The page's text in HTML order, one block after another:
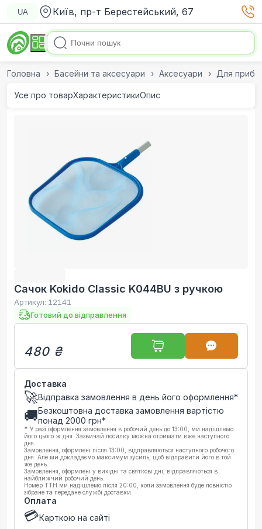
UA Київ, пр-т Берестейський, 67
Головна Басейни та аксесуари Аксесуари Для
Усе про товарХарактеристикиОпис
Сачок Kokido Classic K044BU з ручкою
Артикул: 12141
Готовий до відправлення
480 ₴
Доставка
🚀Відправка замовлення в день його оформлення*
🚚Безкоштовна доставка замовлення вартістю
понад 2000 грн*
* У разі оформлення замовлення в робочий день до 13:00, ми надішлемо
його цього ж дня. Зазвичай посилку можна отримати вже наступного
дня.
Замовлення, оформлені після 13:00, відправляються наступного робочого
дня. Але ми докладаємо максимум зусиль, щоб відправити його в той
же день.
Замовлення, оформлені у вихідні та святкові дні, відправляються в
найближчий робочий день.
Номер ТТН ми надішлемо після 20:00, коли замовлення буде повністю
зібране та передане службі доставки.
Оплата
💳Карткою на сайті